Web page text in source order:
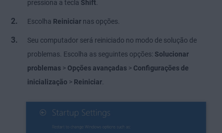
pressiona a tecla Shift.
Escolha Reiniciar nas opções.
Seu computador será reiniciado no modo de solução de
problemas. Escolha as seguintes opções: Solucionar
problemas > Opções avançadas > Configurações de
inicialização > Reiniciar.